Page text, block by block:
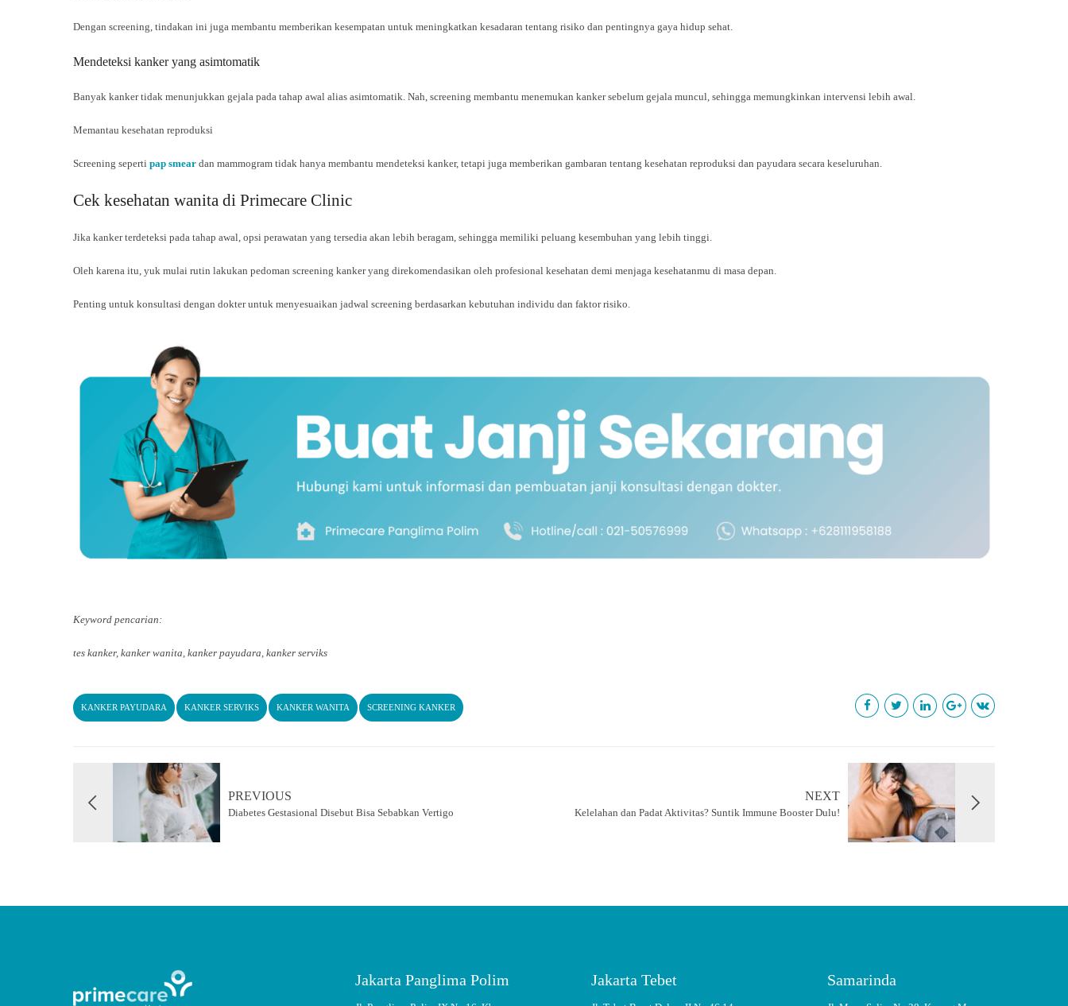
Dengan screening, tindakan ini juga membantu memberikan kesempatan untuk meningkatkan kesadaran tentang risiko dan pentingnya gaya hidup sehat.
Mendeteksi kanker yang asimtomatik
Banyak kanker tidak menunjukkan gejala pada tahap awal alias asimtomatik. Nah, screening membantu menemukan kanker sebelum gejala muncul, sehingga memungkinkan intervensi lebih awal.
Memantau kesehatan reproduksi
Screening seperti pap smear dan mammogram tidak hanya membantu mendeteksi kanker, tetapi juga memberikan gambaran tentang kesehatan reproduksi dan payudara secara keseluruhan.
Cek kesehatan wanita di Primecare Clinic
Jika kanker terdeteksi pada tahap awal, opsi perawatan yang tersedia akan lebih beragam, sehingga memiliki peluang kesembuhan yang lebih tinggi.
Oleh karena itu, yuk mulai rutin lakukan pedoman screening kanker yang direkomendasikan oleh profesional kesehatan demi menjaga kesehatanmu di masa depan.
Penting untuk konsultasi dengan dokter untuk menyesuaikan jadwal screening berdasarkan kebutuhan individu dan faktor risiko.
Keyword pencarian:
tes kanker, kanker wanita, kanker payudara, kanker serviks
KANKER PAYUDARA KANKER SERVIKS KANKER WANITA SCREENING KANKER
PREVIOUS
Diabetes Gestasional Disebut Bisa Sebabkan Vertigo
NEXT
Kelelahan dan Padat Aktivitas? Suntik Immune Booster Dulu!
Jakarta Panglima Polim Jakarta Tebet Samarinda